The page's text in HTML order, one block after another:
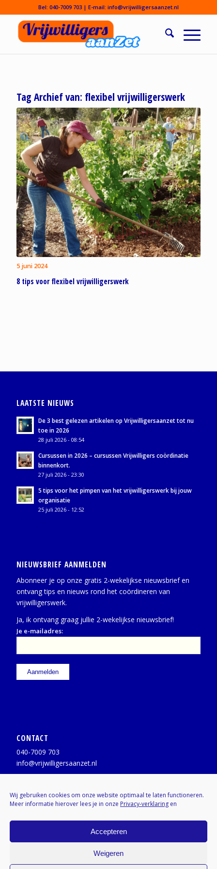
Wij gebruiken cookies om onze website optimaal te laten functioneren.
Meer informatie hierover lees je in onze Privacy-verklaring en
Accepteren
Weigeren
Bel: 040-7009 703| E-mail: info@vrijwilligersaanzet.nl
Tag Archief van: flexibel vrijwilligerswerk
8 tips voor flexibel vrijwilligerswerk
5 juni 2024
LAATSTE NIEUWS
De 3 best gelezen artikelen op Vrijwilligersaanzet tot nu
toe in 2026
28 juli 2026 - 08:54
Cursussen in 2026 – cursussen Vrijwilligers coördinatie
binnenkort.
27 juli 2026 - 23:30
5 tips voor het pimpen van het vrijwilligerswerk bij jouw
organisatie
25 juli 2026 - 12:52
NIEUWSBRIEF AANMELDEN
Abonneer je op onze gratis 2-wekelijkse nieuwsbrief en
ontvang tips en nieuws rond het coördineren van
vrijwilligerswerk.
Ja, ik ontvang graag jullie 2-wekelijkse nieuwsbrief!
Je e-mailadres:
CONTACT
040-7009 703
info@vrijwilligersaanzet.nl
X / Twitter:@vrijwilligerAZ
Kenniscentrumvrijwilligers